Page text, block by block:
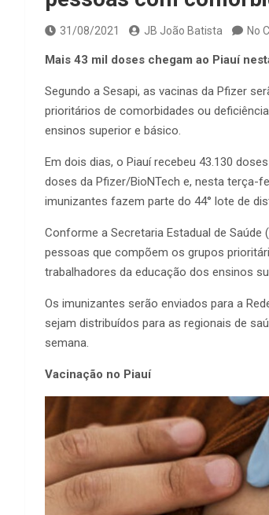
31/08/2021 JB João Batista No
Mais 43 mil doses chegam ao Piauí
Segundo a Sesapi, as vacinas da Pfizer
prioritários de comorbidades ou
ensinos superior e básico.
Em dois dias, o Piauí recebeu 43.130
doses da Pfizer/BioNTech e, nesta terça-
imunizantes fazem parte do 44° lote de
Conforme a Secretaria Estadual de
pessoas que compõem os grupos
trabalhadores da educação dos ensinos
Os imunizantes serão enviados para a
sejam distribuídos para as regionais de
semana.
Vacinação no Piauí